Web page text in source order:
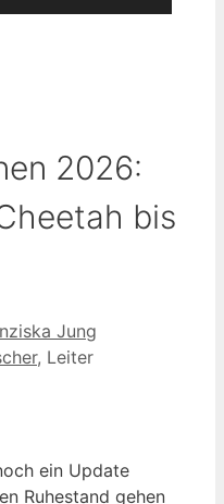
2026:
bis
Jung
, Leiter
ein Update
Ruhestand gehen